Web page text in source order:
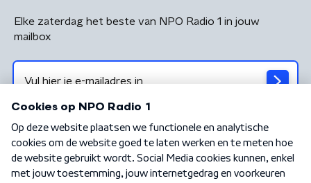
Elke zaterdag het beste van NPO Radio 1 in jouw
mailbox
Algemene voorwaarden